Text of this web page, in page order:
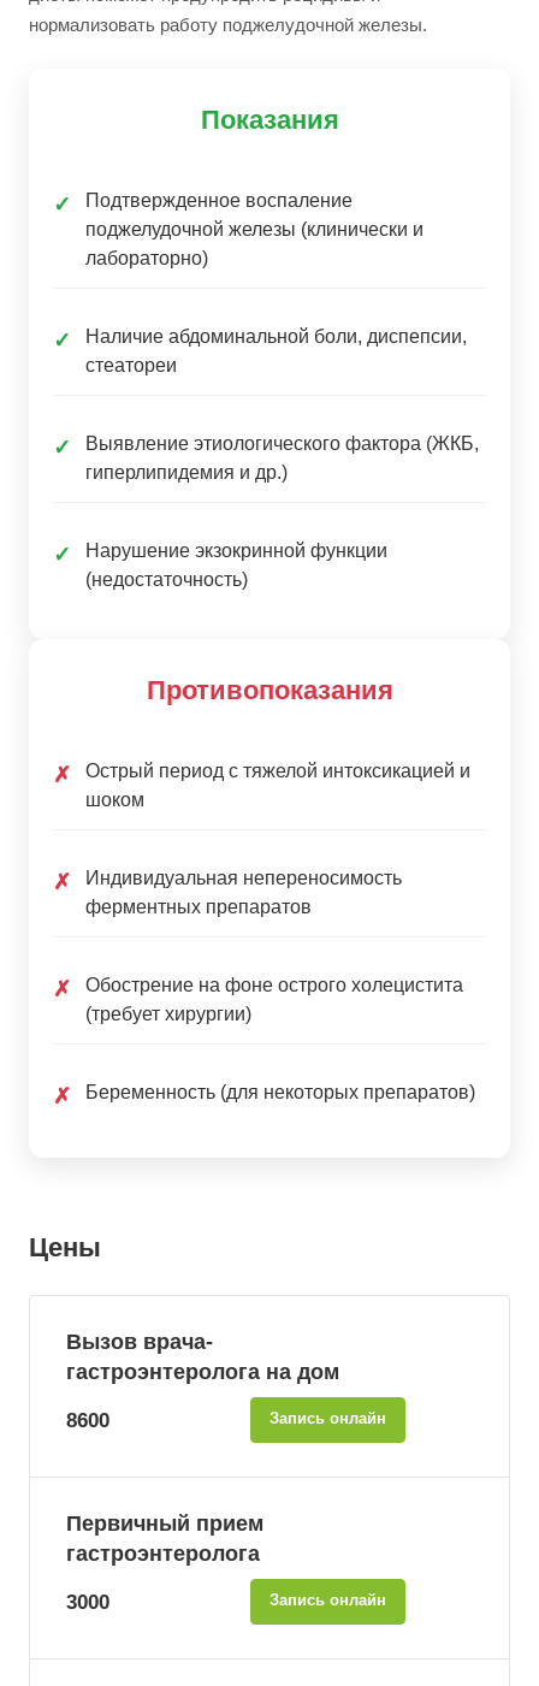
нормализовать работу поджелудочной железы.
Показания
✓
Подтвержденное воспаление
поджелудочной железы (клинически и
лабораторно)
✓
Наличие абдоминальной боли, диспепсии,
стеатореи
✓
Выявление этиологического фактора (ЖКБ,
гиперлипидемия и др.)
✓
Нарушение экзокринной функции
(недостаточность)
Противопоказания
✗
Острый период с тяжелой интоксикацией и
шоком
✗
Индивидуальная непереносимость
ферментных препаратов
✗
Обострение на фоне острого холецистита
(требует хирургии)
✗ Беременность (для некоторых препаратов)
Цены
Вызов врача-
гастроэнтеролога на дом
8600 Запись онлайн
Первичный прием
гастроэнтеролога
3000 Запись онлайн